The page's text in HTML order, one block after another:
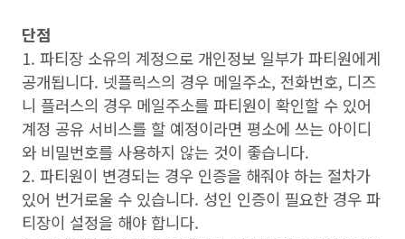
단점
1. 파티장 소유의 계정으로 개인정보 일부가 파티원에게
공개됩니다. 넷플릭스의 경우 메일주소, 전화번호, 디즈
니 플러스의 경우 메일주소를 파티원이 확인할 수 있어
계정 공유 서비스를 할 예정이라면 평소에 쓰는 아이디
와 비밀번호를 사용하지 않는 것이 좋습니다.
2. 파티원이 변경되는 경우 인증을 해줘야 하는 절차가
있어 번거로울 수 있습니다. 성인 인증이 필요한 경우 파
티장이 설정을 해야 합니다.